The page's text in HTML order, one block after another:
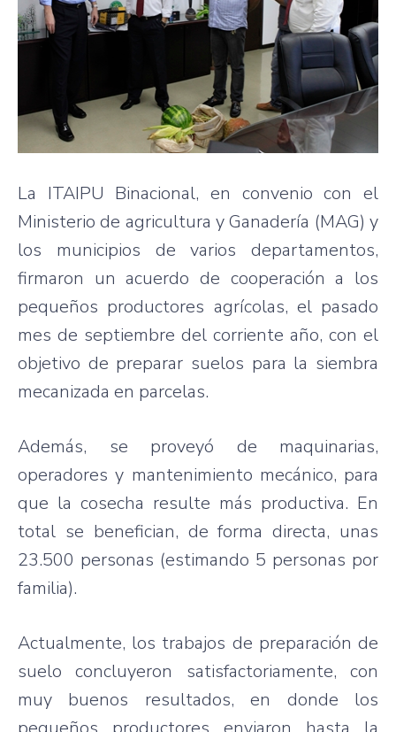
La ITAIPU Binacional, en convenio con el
Ministerio de agricultura y Ganadería (MAG) y
los municipios de varios departamentos,
firmaron un acuerdo de cooperación a los
pequeños productores agrícolas, el pasado
mes de septiembre del corriente año, con el
objetivo de preparar suelos para la siembra
mecanizada en parcelas.
Además, se proveyó de maquinarias,
operadores y mantenimiento mecánico, para
que la cosecha resulte más productiva. En
total se benefician, de forma directa, unas
23.500 personas (estimando 5 personas por
familia).
Actualmente, los trabajos de preparación de
suelo concluyeron satisfactoriamente, con
muy buenos resultados, en donde los